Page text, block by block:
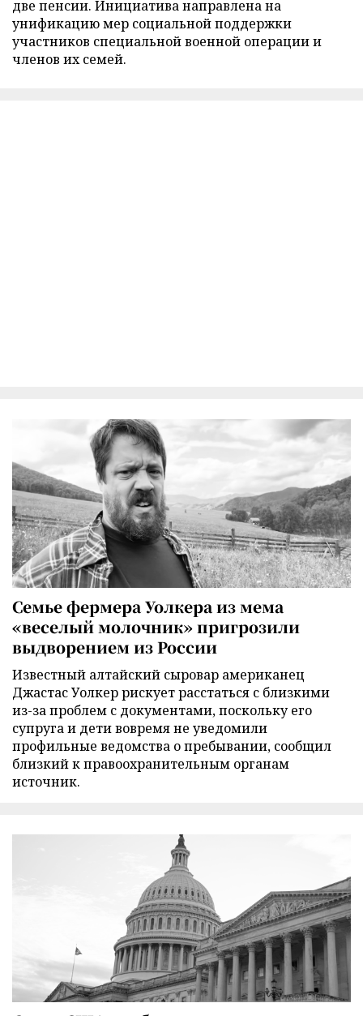
две пенсии. Инициатива направлена на
унификацию мер социальной поддержки
участников специальной военной операции и
членов их семей.
Семье фермера Уолкера из мема
«веселый молочник» пригрозили
выдворением из России
Известный алтайский сыровар американец
Джастас Уолкер рискует расстаться с близкими
из-за проблем с документами, поскольку его
супруга и дети вовремя не уведомили
профильные ведомства о пребывании, сообщил
близкий к правоохранительным органам
источник.